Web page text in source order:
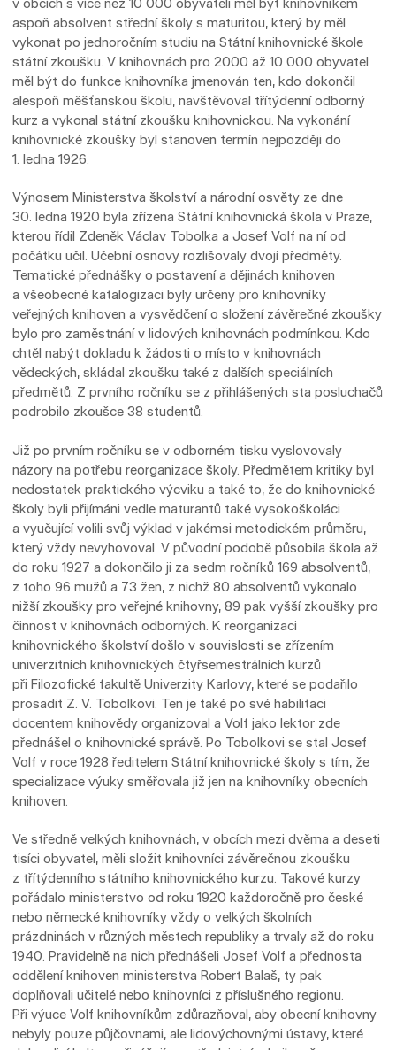
aspoň absolvent střední školy s maturitou, který by měl
vykonat po jednoročním studiu na Státní knihovnické škole
státní zkoušku. V knihovnách pro 2000 až 10 000 obyvatel
měl být do funkce knihovníka jmenován ten, kdo dokončil
alespoň měšťanskou školu, navštěvoval třítýdenní odborný
kurz a vykonal státní zkoušku knihovnickou. Na vykonání
knihovnické zkoušky byl stanoven termín nejpozději do
1. ledna 1926.
Výnosem Ministerstva školství a národní osvěty ze dne
30. ledna 1920 byla zřízena Státní knihovnická škola v Praze,
kterou řídil Zdeněk Václav Tobolka a Josef Volf na ní od
počátku učil. Učební osnovy rozlišovaly dvojí předměty.
Tematické přednášky o postavení a dějinách knihoven
a všeobecné katalogizaci byly určeny pro knihovníky
veřejných knihoven a vysvědčení o složení závěrečné zkoušky
bylo pro zaměstnání v lidových knihovnách podmínkou. Kdo
chtěl nabýt dokladu k žádosti o místo v knihovnách
vědeckých, skládal zkoušku také z dalších speciálních
předmětů. Z prvního ročníku se z přihlášených sta posluchačů
podrobilo zkoušce 38 studentů.
Již po prvním ročníku se v odborném tisku vyslovovaly
názory na potřebu reorganizace školy. Předmětem kritiky byl
nedostatek praktického výcviku a také to, že do knihovnické
školy byli přijímáni vedle maturantů také vysokoškoláci
a vyučující volili svůj výklad v jakémsi metodickém průměru,
který vždy nevyhovoval. V původní podobě působila škola až
do roku 1927 a dokončilo ji za sedm ročníků 169 absolventů,
z toho 96 mužů a 73 žen, z nichž 80 absolventů vykonalo
nižší zkoušky pro veřejné knihovny, 89 pak vyšší zkoušky pro
činnost v knihovnách odborných. K reorganizaci
knihovnického školství došlo v souvislosti se zřízením
univerzitních knihovnických čtyřsemestrálních kurzů
při Filozofické fakultě Univerzity Karlovy, které se podařilo
prosadit Z. V. Tobolkovi. Ten je také po své habilitaci
docentem knihovědy organizoval a Volf jako lektor zde
přednášel o knihovnické správě. Po Tobolkovi se stal Josef
Volf v roce 1928 ředitelem Státní knihovnické školy s tím, že
specializace výuky směřovala již jen na knihovníky obecních
knihoven.
Ve středně velkých knihovnách, v obcích mezi dvěma a deseti
tisíci obyvatel, měli složit knihovníci závěrečnou zkoušku
z třítýdenního státního knihovnického kurzu. Takové kurzy
pořádalo ministerstvo od roku 1920 každoročně pro české
nebo německé knihovníky vždy o velkých školních
prázdninách v různých městech republiky a trvaly až do roku
1940. Pravidelně na nich přednášeli Josef Volf a přednosta
oddělení knihoven ministerstva Robert Balaš, ty pak
doplňovali učitelé nebo knihovníci z příslušného regionu.
Při výuce Volf knihovníkům zdůrazňoval, aby obecní knihovny
nebyly pouze půjčovnami, ale lidovýchovnými ústavy, které